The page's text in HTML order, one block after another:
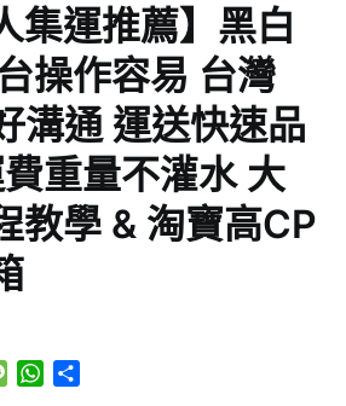
集運推薦】黑白
操作容易 台灣
溝通 運送快速品
重量不灌水 大
教學 & 淘寶高CP
MessageWhatsApp